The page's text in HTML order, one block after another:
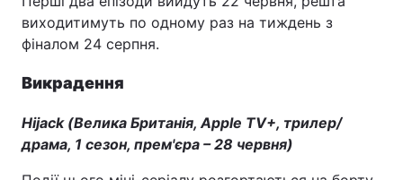
виходитимуть по одному раз на тиждень з
фіналом 24 серпня.
Викрадення
Hijack (Велика Британія, Apple TV+, трилер/
драма, 1 сезон, прем'єра – 28 червня)